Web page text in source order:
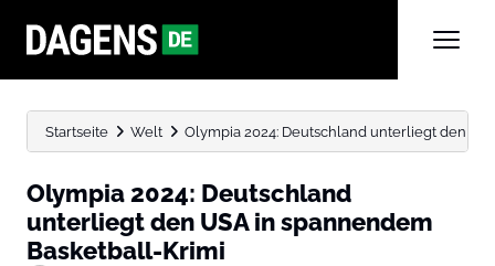
Startseite Welt Olympia 2024: Deutschland unterliegt den
Olympia 2024: Deutschland
unterliegt den USA in spannendem
Basketball-Krimi